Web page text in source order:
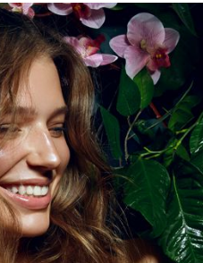
Doporučujeme
DOPLNĚK STRAVY